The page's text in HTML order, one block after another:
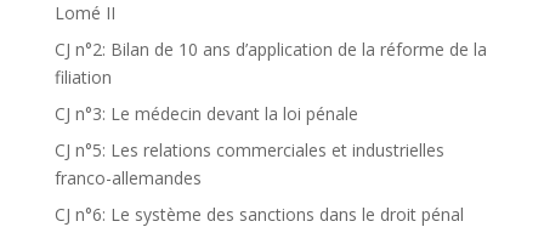
Lomé II
CJ n°2: Bilan de 10 ans d’application de la réforme de la
filiation
CJ n°3: Le médecin devant la loi pénale
CJ n°5: Les relations commerciales et industrielles
franco-allemandes
CJ n°6: Le système des sanctions dans le droit pénal